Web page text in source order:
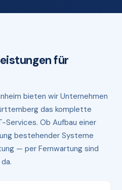
für
bieten wir Unternehmen
das komplette
Services. Ob Aufbau einer
bestehender Systeme
— per Fernwartung sind